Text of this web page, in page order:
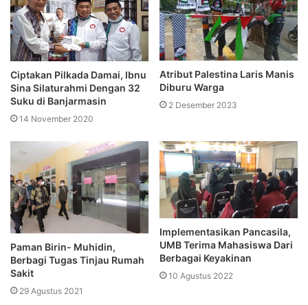
Ciptakan Pilkada Damai, Ibnu
Sina Silaturahmi Dengan 32
Suku di Banjarmasin
14 November 2020
Atribut Palestina Laris Manis
Diburu Warga
2 Desember 2023
Paman Birin- Muhidin,
Berbagi Tugas Tinjau Rumah
Sakit
29 Agustus 2021
Implementasikan Pancasila,
UMB Terima Mahasiswa Dari
Berbagai Keyakinan
10 Agustus 2022